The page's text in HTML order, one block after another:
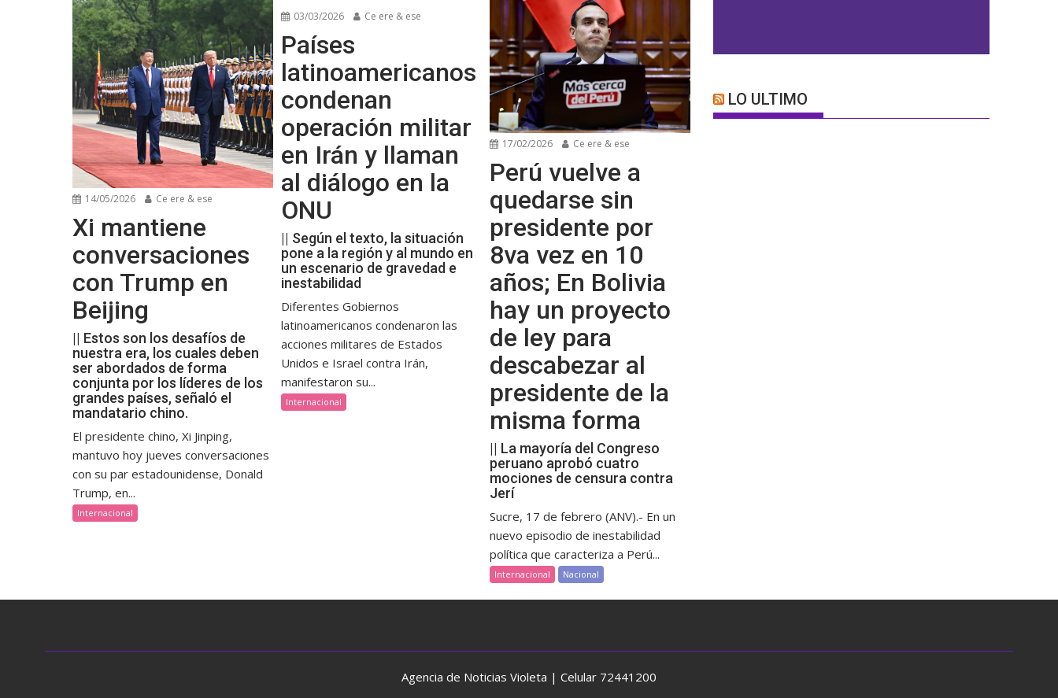
14/05/2026 Ce ere & ese
Xi mantiene
conversaciones
con Trump en
Beijing
|| Estos son los desafíos de
nuestra era, los cuales deben
ser abordados de forma
conjunta por los líderes de los
grandes países, señaló el
mandatario chino.
El presidente chino, Xi Jinping,
mantuvo hoy jueves conversaciones
con su par estadounidense, Donald
Trump, en...
Internacional
03/03/2026 Ce ere & ese
Países
latinoamericanos
condenan
operación militar
en Irán y llaman
al diálogo en la
ONU
|| Según el texto, la situación
pone a la región y al mundo en
un escenario de gravedad e
inestabilidad
Diferentes Gobiernos
latinoamericanos condenaron las
acciones militares de Estados
Unidos e Israel contra Irán,
manifestaron su...
Internacional
17/02/2026 Ce ere & ese
Perú vuelve a
quedarse sin
presidente por
8va vez en 10
años; En Bolivia
hay un proyecto
de ley para
descabezar al
presidente de la
misma forma
|| La mayoría del Congreso
peruano aprobó cuatro
mociones de censura contra
Jerí
Sucre, 17 de febrero (ANV).- En un
nuevo episodio de inestabilidad
política que caracteriza a Perú...
Internacional Nacional
LO ULTIMO
Agencia de Noticias Violeta | Celular 72441200